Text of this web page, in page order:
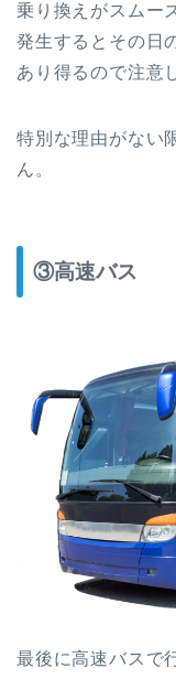
乗り換えがスムー
発生するとその日
あり得るので注意
特別な理由がない
ん。
③高速バス
最後に高速バスで